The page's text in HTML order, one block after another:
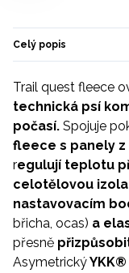
Celý popis
Trail quest fleece
technická psí
počasí. Spojuje
fleece s panely
regulují teplotu
celotělovou
nastavovacím
břicha, ocas) a
přesně
Asymetrický